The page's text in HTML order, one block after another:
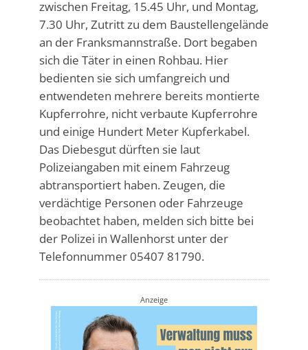
zwischen Freitag, 15.45 Uhr, und Montag,
7.30 Uhr, Zutritt zu dem Baustellengelände
an der Franksmannstraße. Dort begaben
sich die Täter in einen Rohbau. Hier
bedienten sie sich umfangreich und
entwendeten mehrere bereits montierte
Kupferrohre, nicht verbaute Kupferrohre
und einige Hundert Meter Kupferkabel.
Das Diebesgut dürften sie laut
Polizeiangaben mit einem Fahrzeug
abtransportiert haben. Zeugen, die
verdächtige Personen oder Fahrzeuge
beobachtet haben, melden sich bitte bei
der Polizei in Wallenhorst unter der
Telefonnummer 05407 81790.
Anzeige